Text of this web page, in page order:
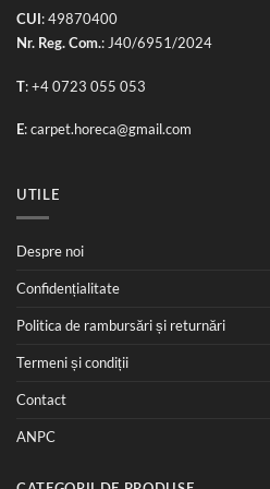
CUI : 49870400
Nr. Reg. Com.: J40/6951/2024
T:+4 0723 055 053
E:carpet.horeca@gmail.com
UTILE
Despre noi
Confidențialitate
Politica de rambursări și returnări
Termeni și condiții
Contact
ANPC